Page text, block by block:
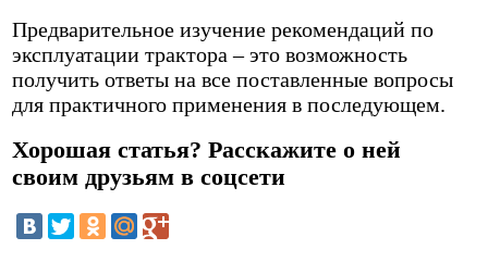
Предварительное изучение рекомендаций по
эксплуатации трактора – это возможность
получить ответы на все поставленные вопросы
для практичного применения в последующем.
Хорошая статья? Расскажите о ней
своим друзьям в соцсети